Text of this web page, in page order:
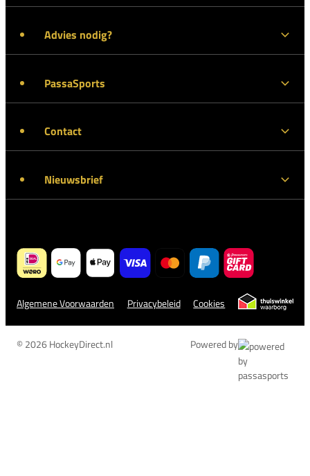
Advies nodig?
PassaSports
Contact
Nieuwsbrief
Algemene Voorwaarden Privacybeleid Cookies
© 2026 HockeyDirect.nl Powered by